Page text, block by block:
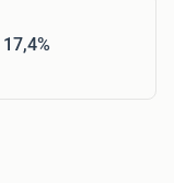
17,4%